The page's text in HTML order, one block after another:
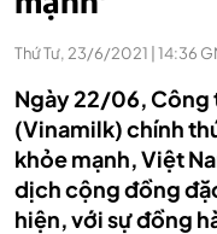
Thứ Tư, 23/6/2021 | 14:36
Ngày 22/06, Công
(Vinamilk) chính
khỏe mạnh, Việt
dịch cộng đồng
hiện, với sự đồng